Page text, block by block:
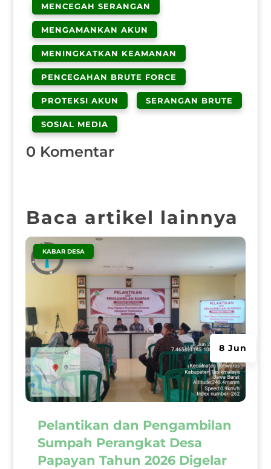
MENCEGAH SERANGAN
MENGAMANKAN AKUN
MENINGKATKAN KEAMANAN
PENCEGAHAN BRUTE FORCE
PROTEKSI AKUN SERANGAN BRUTE
SOSIAL MEDIA
0 Komentar
Baca artikel lainnya
Pelantikan dan Pengambilan
Sumpah Perangkat Desa
Papayan Tahun 2026 Digelar
8 Jun
KABAR DESA